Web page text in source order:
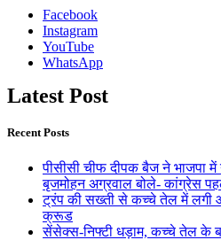
Facebook
Instagram
YouTube
WhatsApp
Latest Post
Recent Posts
पीसीसी चीफ दीपक बैज ने भाजपा
बृजमोहन अग्रवाल बोले- कांग्रेस
ट्रंप की सख्ती से कच्चे तेल में लगी
क्रूड
सेंसेक्स-निफ्टी धड़ाम, कच्चे तेल के